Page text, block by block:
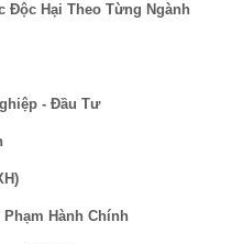
Độc Hại Theo Từng Ngành
- Đầu Tư
Hành Chính